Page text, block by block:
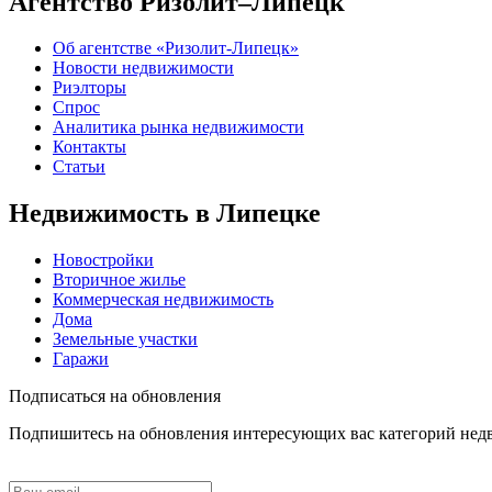
Об агентстве «Ризолит-Липецк»
Новости недвижимости
Риэлторы
Спрос
Аналитика рынка недвижимости
Контакты
Статьи
Недвижимость в Липецке
Новостройки
Вторичное жилье
Коммерческая недвижимость
Дома
Земельные участки
Гаражи
Подписаться на обновления
Подпишитесь на обновления интересующих вас категорий